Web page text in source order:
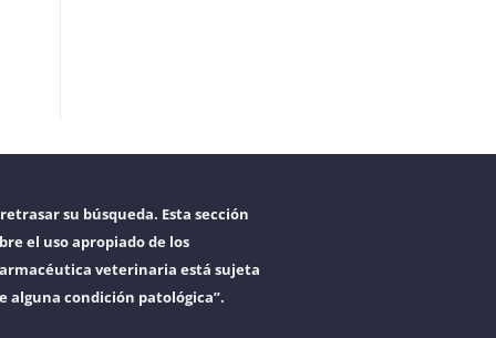
su búsqueda. Esta sección
el uso apropiado de los
veterinaria está sujeta
alguna condición patológica”.